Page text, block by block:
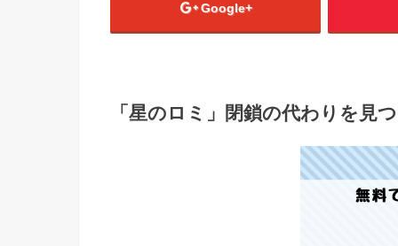
Google+
「星のロミ」閉鎖の代わりを見